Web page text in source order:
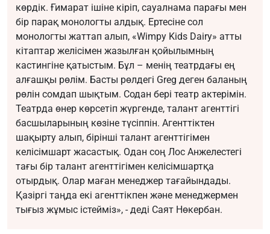
көрдік. Ғимарат ішіне кіріп, сауалнама парағы мен
бір парақ монологты алдық. Ертесіне сол
монологты жаттап алып, «Wimpy Kids Dairy» атты
кітаптар желісімен жазылған қойылымның
кастингіне қатыстым. Бұл – менің театрдағы ең
алғашқы рөлім. Басты рөлдегі Greg деген баланың
рөлін сомдап шықтым. Содан бері театр актерімін.
Театрда өнер көрсетіп жүргенде, талант агенттігі
басшыларының көзіне түсіппін. Агенттіктен
шақырту алып, бірінші талант агенттігімен
келісімшарт жасастық. Одан соң Лос Анжелестегі
тағы бір талант агенттігімен келісімшартқа
отырдық. Олар маған менеджер тағайындады.
Қазіргі таңда екі агенттікпен және менеджермен
тығыз жұмыс істейміз», - деді Саят Нөкербан.